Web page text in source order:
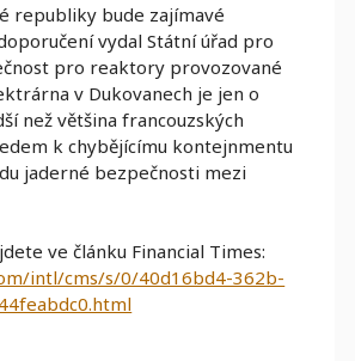
republiky bude zajímavé
vydal Státní úřad pro
pro reaktory provozované
v Dukovanech je jen o
než většina francouzských
k chybějícímu kontejnmentu
jaderné bezpečnosti mezi
ve článku Financial Times:
intl/cms/s/0/40d16bd4-362b-